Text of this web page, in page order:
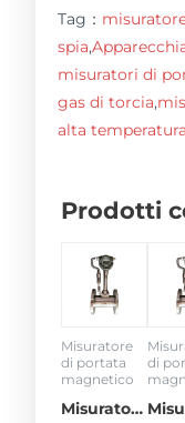
Tag：
spia,
misuratori di
gas di torcia,
alta temperatura
Prodotti
Misuratore
di portata
magnetico
Misuratore
di